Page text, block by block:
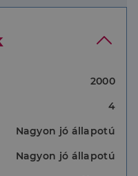
nettó 340 m2
nyári konyhával,
udvari
(7 m2). valamint
2000
4
Nagyon jó állapotú
Nagyon jó állapotú